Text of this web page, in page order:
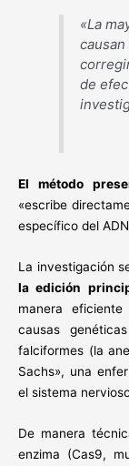
«La
de
El método
«escribe
específico del
La investigación
la edición
manera
causas
falciformes (la
Sachs», una
el sistema
De manera
enzima (Cas9,